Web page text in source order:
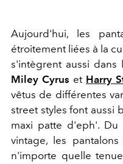
Aujourd'hui, les
étroitement liées à la
s'intègrent aussi dans
Miley Cyrus et Harry
vêtus de différentes
street styles font aussi
maxi patte d'eph'.
vintage, les
n'importe quelle